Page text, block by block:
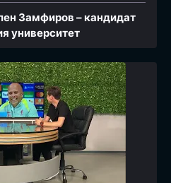
Замфиров – кандидат
университет